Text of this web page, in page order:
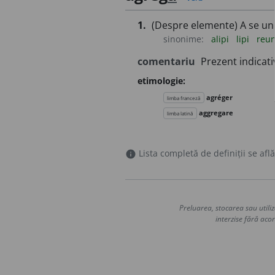
1. (Despre elemente) A se
sinonime: alipi lipi reuni
comentariu Prezent
etimologie:
limba franceză agréger
limba latină aggregare
info Lista completă de definiții se
Preluarea, stocarea sau
interzise fără